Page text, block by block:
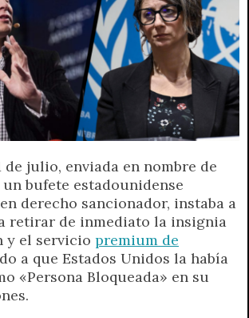
de julio, enviada en nombre de
bufete estadounidense
derecho sancionador, instaba a
retirar de inmediato la insignia
y el servicio premium de
a que Estados Unidos la había
«Persona Bloqueada» en su